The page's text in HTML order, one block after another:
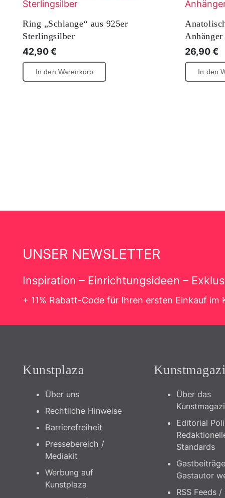
Ring „Schlange“ aus 925er
Sterlingsilber
42,90€
In den Warenkorb
Anhänger
26,90€
In den
UNSER NEWSLETTER
Inspiration – Einrichtungsideen –
+ 11% Rabatt-Code für Ihren ersten Einkauf im
Kunstplaza
Über uns
Rechtliche Hinweise
Barrierefreiheit
Pressebereich /
Mediakit
Werbung auf
Kunstplaza
Über das
Editorial
Standards
Gastautor
RSS Feeds /